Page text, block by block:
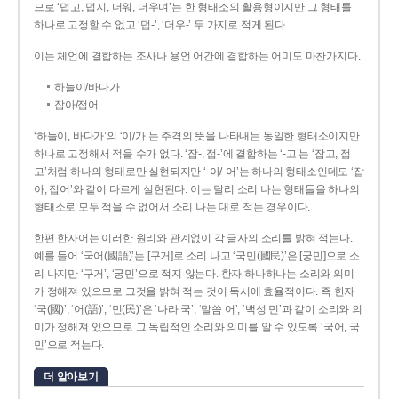
므로 ‘덥고, 덥지, 더워, 더우며’는 한 형태소의 활용형이지만 그 형태를
하나로 고정할 수 없고 ‘덥-’, ‘더우-’ 두 가지로 적게 된다.
이는 체언에 결합하는 조사나 용언 어간에 결합하는 어미도 마찬가지다.
하늘이/바다가
잡아/접어
‘하늘이, 바다가’의 ‘이/가’는 주격의 뜻을 나타내는 동일한 형태소이지만
하나로 고정해서 적을 수가 없다. ‘잡-, 접-’에 결합하는 ‘-고’는 ‘잡고, 접
고’처럼 하나의 형태로만 실현되지만 ‘-아/-어’는 하나의 형태소인데도 ‘잡
아, 접어’와 같이 다르게 실현된다. 이는 달리 소리 나는 형태들을 하나의
형태소로 모두 적을 수 없어서 소리 나는 대로 적는 경우이다.
한편 한자어는 이러한 원리와 관계없이 각 글자의 소리를 밝혀 적는다.
예를 들어 ‘국어(國語)’는 [구거]로 소리 나고 ‘국민(國民)’은 [궁민]으로 소
리 나지만 ‘구거’, ‘궁민’으로 적지 않는다. 한자 하나하나는 소리와 의미
가 정해져 있으므로 그것을 밝혀 적는 것이 독서에 효율적이다. 즉 한자
‘국(國)’, ‘어(語)’, ‘민(民)’은 ‘나라 국’, ‘말씀 어’, ‘백성 민’과 같이 소리와 의
미가 정해져 있으므로 그 독립적인 소리와 의미를 알 수 있도록 ‘국어, 국
민’으로 적는다.
더 알아보기